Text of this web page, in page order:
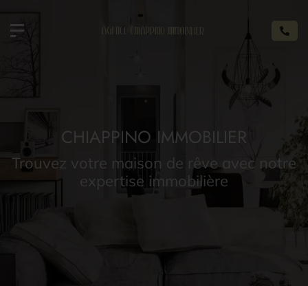
CHIAPPINO IMMOBILIER
Trouvez votre maison de rêve avec notre
expertise immobilière